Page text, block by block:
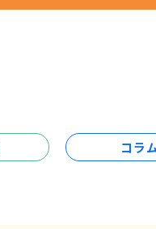
コラ